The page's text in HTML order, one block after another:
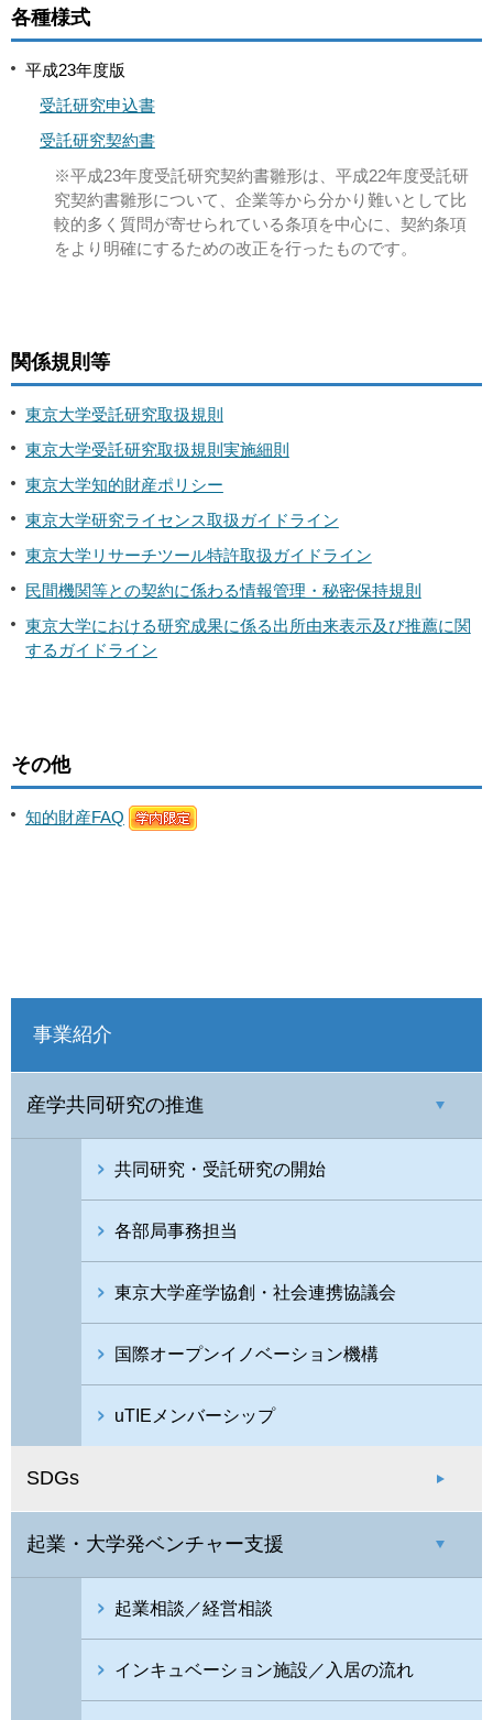
各種様式
平成23年度版
受託研究申込書
受託研究契約書
※平成23年度受託研究契約書雛形は、平成22年度受託研
究契約書雛形について、企業等から分かり難いとして比
較的多く質問が寄せられている条項を中心に、契約条項
をより明確にするための改正を行ったものです。
関係規則等
東京大学受託研究取扱規則
東京大学受託研究取扱規則実施細則
東京大学知的財産ポリシー
東京大学研究ライセンス取扱ガイドライン
東京大学リサーチツール特許取扱ガイドライン
民間機関等との契約に係わる情報管理・秘密保持規則
東京大学における研究成果に係る出所由来表示及び推薦に関
するガイドライン
その他
知的財産FAQ
事業紹介
産学共同研究の推進
共同研究・受託研究の開始
各部局事務担当
東京大学産学協創・社会連携協議会
国際オープンイノベーション機構
uTIEメンバーシップ
SDGs
起業・大学発ベンチャー支援
起業相談／経営相談
インキュベーション施設／入居の流れ